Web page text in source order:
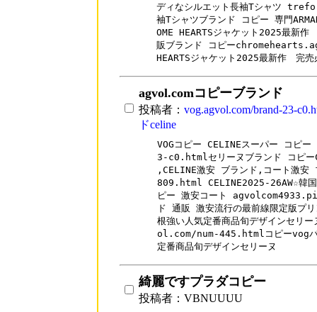
ディなシルエット長袖Tシャツ
袖Tシャツブランド コピー 専門
OME HEARTSジャケット2025最新
販ブランド コピー
HEARTSジャケット2025最新作　完
agvol.comコピーブランド
投稿者： vog.agvol.com/brand-23-
ドceline
VOGコピー CELINEスーパー コ
3-c0.htmlセリーヌブランド コピー
,CELINE激安 ブランド,コート激
809.html CELINE2025-26AW☆韓国
ピー 激安コート
ド 通販 激安流行の最前線限定版プ
根強い人気定番商品旬デザインセリ
ol.com/num-445.htmlコピーvogバ
定番商品旬デザインセリーヌ
綺麗ですプラダコピー
投稿者：VBNUUUU